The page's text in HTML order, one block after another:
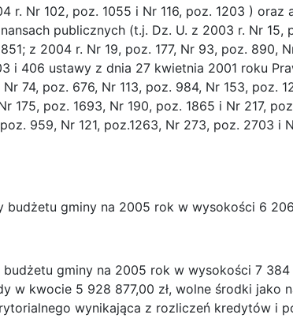
r. Nr 102, poz. 1055 i Nr 116, poz. 1203 )
publicznych (t.j. Dz. U. z 2003 r. Nr 15,
z 2004 r. Nr 19, poz. 177, Nr 93, poz. 890,
i 406 ustawy z dnia 27 kwietnia 2001 roku
74, poz. 676, Nr 113, poz. 984, Nr 153, poz.
175, poz. 1693, Nr 190, poz. 1865 i Nr 217,
959, Nr 121, poz.1263, Nr 273, poz. 2703 i
budżetu gminy na 2005 rok w wysokości 6 206
gminy na 2005 rok w wysokości 7
w kwocie 5 928 877,00 zł, wolne środki jako
wynikająca z rozliczeń kredytów i